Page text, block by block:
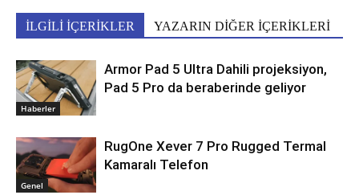
İLGİLİ İÇERİKLER YAZARIN DİĞER İÇERİKLERİ
Haberler
Armor Pad 5 Ultra Dahili projeksiyon,
Pad 5 Pro da beraberinde geliyor
Genel
RugOne Xever 7 Pro Rugged Termal
Kamaralı Telefon